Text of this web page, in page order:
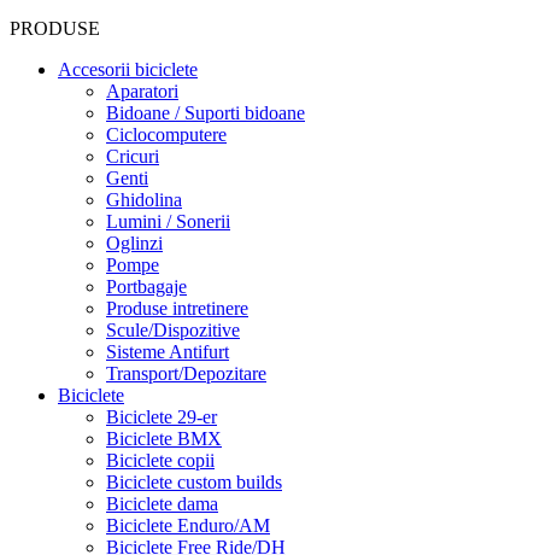
PRODUSE
Accesorii biciclete
Aparatori
Bidoane / Suporti bidoane
Ciclocomputere
Cricuri
Genti
Ghidolina
Lumini / Sonerii
Oglinzi
Pompe
Portbagaje
Produse intretinere
Scule/Dispozitive
Sisteme Antifurt
Transport/Depozitare
Biciclete
Biciclete 29-er
Biciclete BMX
Biciclete copii
Biciclete custom builds
Biciclete dama
Biciclete Enduro/AM
Biciclete Free Ride/DH